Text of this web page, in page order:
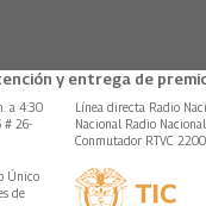
y entrega de
a 4:30
# 26-
Línea directa Radio
Nacional Radio
Conmutador RTVC
Único
de